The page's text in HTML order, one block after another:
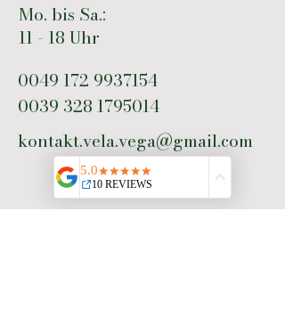
Mo. bis Sa.:
11 - 18 Uhr
0049 172 9937154
0039 328 1795014
kontakt.vela.vega@gmail.com
Gefällts dir? Bewerte uns